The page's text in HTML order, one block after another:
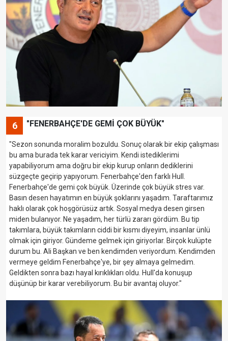
6 "FENERBAHÇE'DE GEMİ ÇOK BÜYÜK"
"Sezon sonunda moralim bozuldu. Sonuç olarak bir ekip çalışması
bu ama burada tek karar vericiyim. Kendi istediklerimi
yapabiliyorum ama doğru bir ekip kurup onların dediklerini
süzgeçte geçirip yapıyorum. Fenerbahçe'den farklı Hull.
Fenerbahçe'de gemi çok büyük. Üzerinde çok büyük stres var.
Basın desen hayatımın en büyük şoklarını yaşadım. Taraftarımız
haklı olarak çok hoşgörüsüz artık. Sosyal medya desen girsen
miden bulanıyor. Ne yaşadım, her türlü zararı gördüm. Bu tip
takımlara, büyük takımların ciddi bir kısmı diyeyim, insanlar ünlü
olmak için giriyor. Gündeme gelmek için giriyorlar. Birçok kulüpte
durum bu. Ali Başkan ve ben kendimden veriyordum. Kendimden
vermeye geldim Fenerbahçe'ye, bir şey almaya gelmedim.
Geldikten sonra bazı hayal kırıklıkları oldu. Hull'da konuşup
düşünüp bir karar verebiliyorum. Bu bir avantaj oluyor."